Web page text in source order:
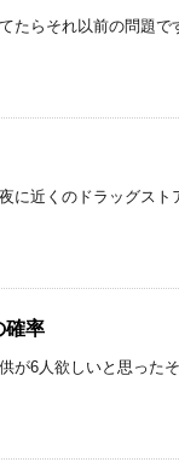
たらそれ以前の問題
に近くのドラッグス
確率
が6人欲しいと思った